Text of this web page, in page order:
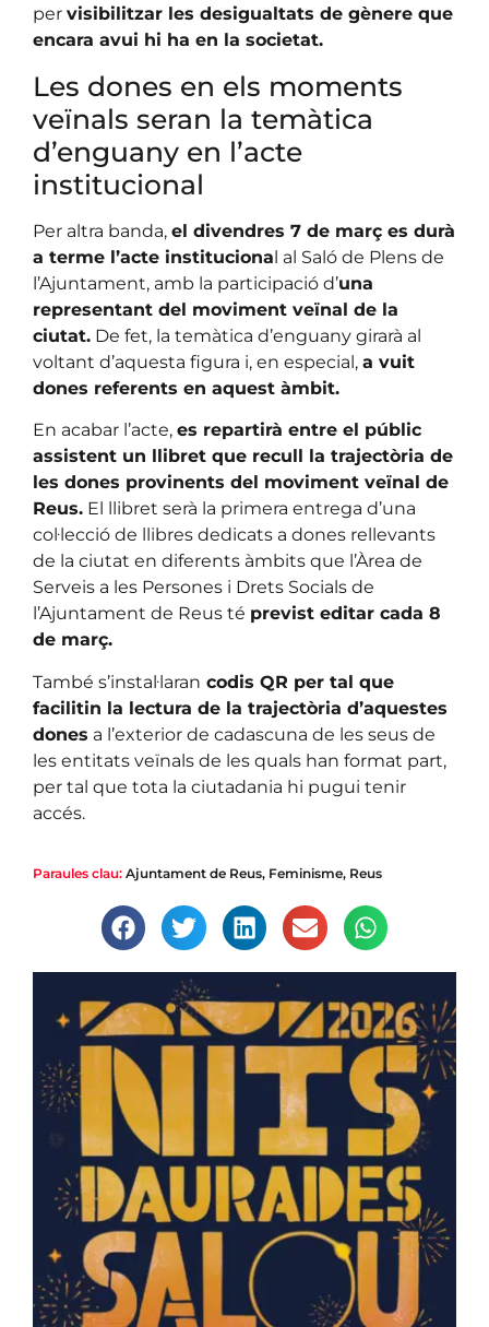
per visibilitzar les desigualtats de gènere que
encara avui hi ha en la societat.
Les dones en els moments
veïnals seran la temàtica
d’enguany en l’acte
institucional
Per altra banda, el divendres 7 de març es durà
a terme l’acte institucional al Saló de Plens de
l’Ajuntament, amb la participació d’una
representant del moviment veïnal de la
ciutat. De fet, la temàtica d’enguany girarà al
voltant d’aquesta figura i, en especial, a vuit
dones referents en aquest àmbit.
En acabar l’acte, es repartirà entre el públic
assistent un llibret que recull la trajectòria de
les dones provinents del moviment veïnal de
Reus. El llibret serà la primera entrega d’una
col·lecció de llibres dedicats a dones rellevants
de la ciutat en diferents àmbits que l’Àrea de
Serveis a les Persones i Drets Socials de
l’Ajuntament de Reus té previst editar cada 8
de març.
També s’instal·laran codis QR per tal que
facilitin la lectura de la trajectòria d’aquestes
dones a l’exterior de cadascuna de les seus de
les entitats veïnals de les quals han format part,
per tal que tota la ciutadania hi pugui tenir
accés.
Paraules clau: Ajuntament de Reus, Feminisme, Reus